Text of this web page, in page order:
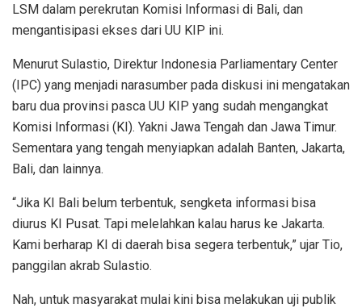
LSM dalam perekrutan Komisi Informasi di Bali, dan
mengantisipasi ekses dari UU KIP ini.
Menurut Sulastio, Direktur Indonesia Parliamentary Center
(IPC) yang menjadi narasumber pada diskusi ini mengatakan
baru dua provinsi pasca UU KIP yang sudah mengangkat
Komisi Informasi (KI). Yakni Jawa Tengah dan Jawa Timur.
Sementara yang tengah menyiapkan adalah Banten, Jakarta,
Bali, dan lainnya.
“Jika KI Bali belum terbentuk, sengketa informasi bisa
diurus KI Pusat. Tapi melelahkan kalau harus ke Jakarta.
Kami berharap KI di daerah bisa segera terbentuk,” ujar Tio,
panggilan akrab Sulastio.
Nah, untuk masyarakat mulai kini bisa melakukan uji publik